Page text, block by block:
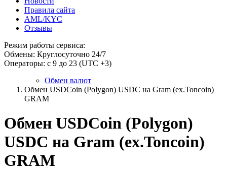
Правила сайта
AML/KYC
Отзывы
Режим работы сервиса:
Обмены: Круглосуточно 24/7
Операторы: с 9 до 23 (UTC +3)
Обмен валют
Обмен USDCoin (Polygon) USDC на Gram (ex.Toncoin)
GRAM
Обмен USDCoin (Polygon)
USDC на Gram (ex.Toncoin)
GRAM